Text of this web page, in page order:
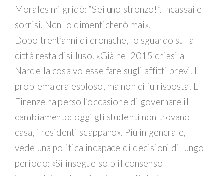
Morales mi gridò: “Sei uno stronzo!”. Incassai e
sorrisi. Non lo dimenticherò mai».
Dopo trent’anni di cronache, lo sguardo sulla
città resta disilluso. «Già nel 2015 chiesi a
Nardella cosa volesse fare sugli affitti brevi. Il
problema era esploso, ma non ci fu risposta. E
Firenze ha perso l’occasione di governare il
cambiamento: oggi gli studenti non trovano
casa, i residenti scappano». Più in generale,
vede una politica incapace di decisioni di lungo
periodo: «Si insegue solo il consenso